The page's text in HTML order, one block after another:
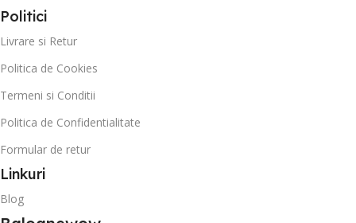
Politici
Livrare si Retur
Politica de Cookies
Termeni si Conditii
Politica de Confidentialitate
Formular de retur
Linkuri
Blog